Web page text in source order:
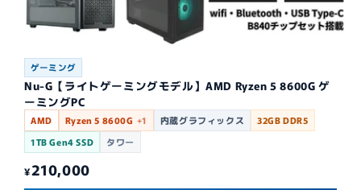
ゲーミング
Nu-G【ライトゲーミングモデル】AMD Ryzen 5 8600G ゲ
ーミングPC
AMD Ryzen 5 8600G +1 内蔵グラフィックス
32GB DDR5
1TB Gen4 SSD
タワー
¥210,000